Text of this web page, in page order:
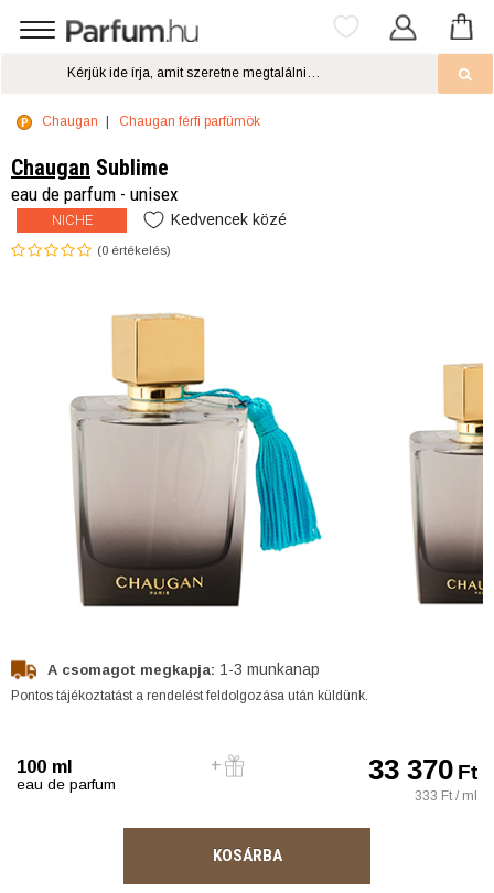
Chaugan Chaugan férfi parfümök
Chaugan Sublime
eau de parfum - unisex
NICHE Kedvencek közé
(0 értékelés)
A csomagot megkapja: 1-3 munkanap
Pontos tájékoztatást a rendelést feldolgozása után küldünk.
100 ml
eau de parfum 33 370Ft
333 Ft / ml
KOSÁRBA